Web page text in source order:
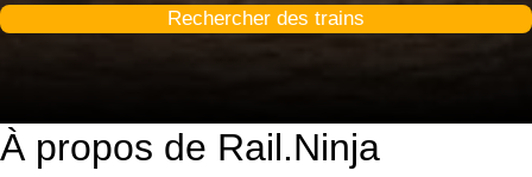
Rechercher des trains
À propos de Rail.Ninja